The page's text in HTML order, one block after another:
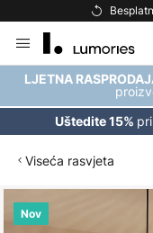
to
Content
LJETNA
Uštedite 15%
Viseća rasvjeta
Nov
Skip
to